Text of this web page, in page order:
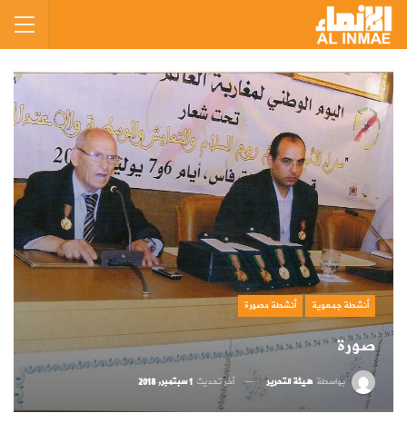
أنشطة جمعوية أنشطة مصورة
صورة
بواسطة هيئة التحرير آخر تحديث 1 سبتمبر, 2018